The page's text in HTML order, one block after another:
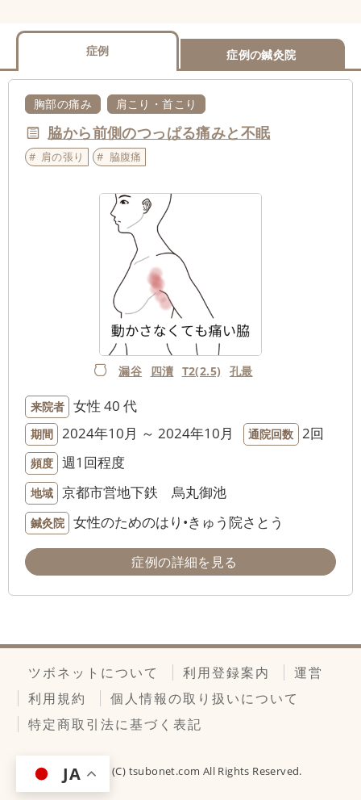
症例 症例の鍼灸院
胸部の痛み 肩こり・首こり
脇から前側のつっぱる痛みと不眠
肩の張り 脇腹痛
漏谷 四瀆 T2(2.5) 孔最
来院者 女性 40 代
期間 2024年10月 ～ 2024年10月 通院回数 2回
頻度 週1回程度
地域 京都市営地下鉄 烏丸御池
鍼灸院 女性のためのはり•きゅう院さとう
症例の詳細を見る
ツボネットについて 利用登録案内
運営
利用規約
個人情報の取り扱いについて
特定商取引法に基づく表記
Copyright (C) tsubonet.com All Rights Reserved.
JA